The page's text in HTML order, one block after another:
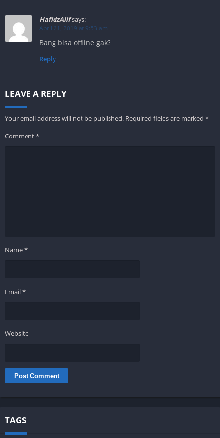
HafidzAlifsays:
April 21, 2019 at 9:53 am
Bang bisa offline gak?
Reply
LEAVE A REPLY
Your email address will not be published. Required fields are marked *
Comment*
Name*
Email*
Website
TAGS